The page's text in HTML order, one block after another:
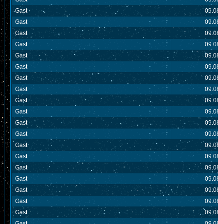
Gast
Gast
Gast
Gast
Gast
Gast
Gast
Gast
Gast
Gast
Gast
Gast
Gast
Gast
Gast
Gast
Gast
Gast
Gast